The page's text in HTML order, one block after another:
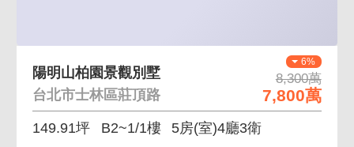
6%
8,300萬
7,800萬
陽明山柏園景觀別墅
台北市士林區莊頂路
149.91坪 B2~1/1樓 5房(室)4廳3衛